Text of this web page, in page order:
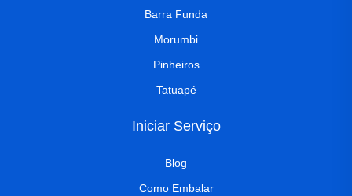
Barra Funda
Morumbi
Pinheiros
Tatuapé
Iniciar Serviço
Blog
Como Embalar